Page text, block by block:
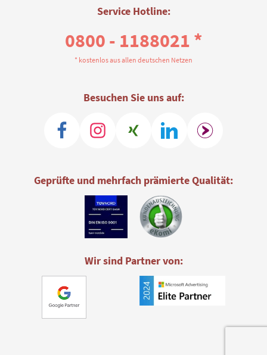
Service Hotline:
0800 - 1188021 *
* kostenlos aus allen deutschen Netzen
Besuchen Sie uns auf:
Geprüfte und mehrfach prämierte Qualität:
Wir sind Partner von: